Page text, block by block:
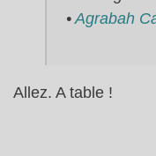
• Agrabah
Allez. A table !